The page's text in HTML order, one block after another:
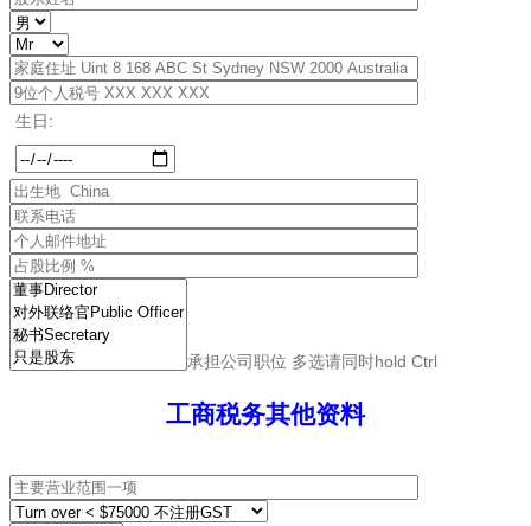
生日:
承担公司职位 多选请同时hold Ctrl
工商税务其他资料